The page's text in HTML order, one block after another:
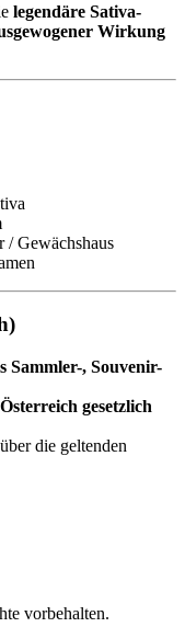
legendäre Sativa-
Wirkung
/ Gewächshaus
Sammler-, Souvenir-
gesetzlich
die geltenden
vorbehalten.